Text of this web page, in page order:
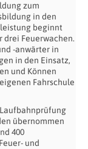
zum
in den
beginnt
Feuerwachen.
-anwärter in
in den Einsatz,
und Können
Fahrschule
übernommen
400
und